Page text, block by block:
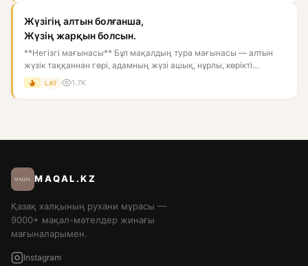
Жүзігің алтын болғанша,
Жүзің жарқын болсын.
**Негізгі мағынасы** Бұл мақалдың тура мағынасы — алтын
жүзік таққаннан гөрі, адамның жүзі ашық, нұрлы, көрікті
болғаны...
LAT 1.7K
MAQAL.KZ
Қазақ халқының рухани мұрасы —
9000+ мақал-мәтелдер жинағы
мағыналарымен.
Instagram